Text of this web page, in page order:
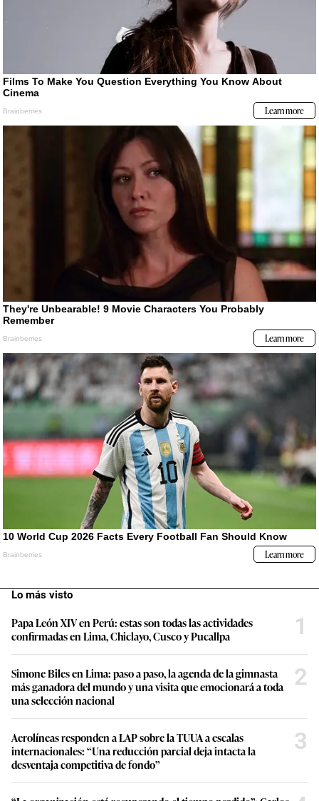
Papa León XIV en Perú: estas son todas las actividades
confirmadas en Lima, Chiclayo, Cusco y Pucallpa
Simone Biles en Lima: paso a paso, la agenda de la gimnasta
más ganadora del mundo y una visita que emocionará a toda
una selección nacional
2
Aerolíneas responden a LAP sobre la TUUA a escalas
internacionales: “Una reducción parcial deja intacta la
desventaja competitiva de fondo”
3
“La organización está recuperando el tiempo perdido”: Carlos
Neuhaus, expresidente de Lima 2019, sobre los retos a un año
de Lima 2027 y en qué más está preocupado el Gobierno
4
Unidad de Investigación: Hallan más de siete millones de
jeringas y medicamentos vencidos en Cenares del Minsa
5
sabe del plan de seguridad que Abelardo de la Espriella pondrá
en marcha en Colombia?
Lo último en Robótica